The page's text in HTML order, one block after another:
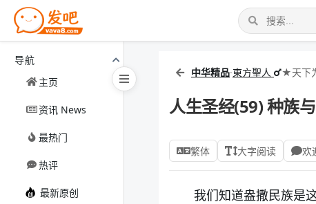
导航
主页
资讯 News
最热门
热评
最新原创
中华精品·東方聖人 ★天下
人生圣经(59) 种族
繁体 大字阅读 欢
我们知道盎撒民族是